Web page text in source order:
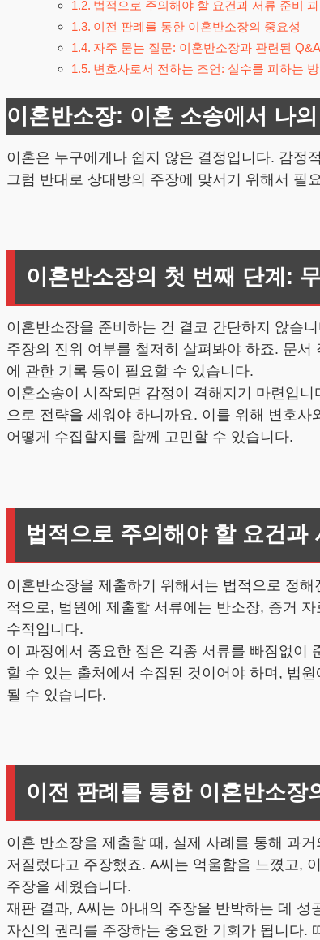
법적으로 주의해야 할 요건과 서류 준비 과
이전 판례를 통한 이혼반소장의 중요성
자주 묻는 질문: 이혼반소장과 관련된 Q&A
변호사로서 전하는 조언: 실수를 피하는 방
이혼반소장: 이혼 소송에서 나
이혼은 누구에게나 쉽지 않은 결정입니다. 감정
그럼 반대로 상대방의 주장에 맞서기 위해서 필
이혼반소장의 첫 번째 단계:
이혼반소장을 준비하는 건 결코 간단하지 않습
주장의 진위 여부를 철저히 살펴봐야 하죠. 문
에 관한 기록 등이 필요할 수 있습니다.
이혼소송이 시작되면 감정이 격해지기 마련입
으로 전략을 세워야 하니까요. 이를 위해 변호
어떻게 수집할지를 함께 고민할 수 있습니다.
법적으로 주의해야 할 요건과
이혼반소장을 제출하기 위해서는 법적으로 정
적으로, 법원에 제출할 서류에는 반소장, 증거
수적입니다.
이 과정에서 중요한 점은 각종 서류를 빠짐없이
할 수 있는 출처에서 수집된 것이어야 하며, 법
될 수 있습니다.
이전 판례를 통한 이혼반소장
이혼 반소장을 제출할 때, 실제 사례를 통해 과
저질렀다고 주장했죠. A씨는 억울함을 느꼈고,
주장을 세웠습니다.
재판 결과, A씨는 아내의 주장을 반박하는 데
자신의 권리를 주장하는 중요한 기회가 됩니다.